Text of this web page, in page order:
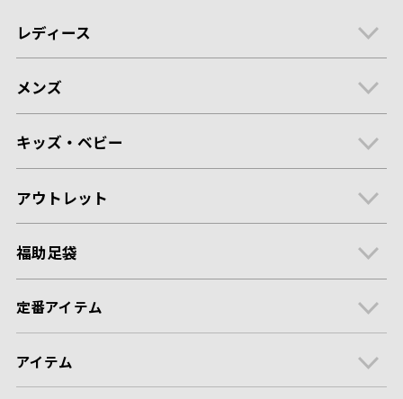
レディース
メンズ
キッズ・ベビー
アウトレット
福助足袋
定番アイテム
アイテム